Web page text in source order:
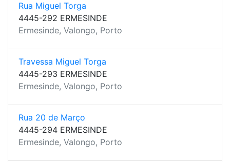
Rua Miguel Torga
4445-292 ERMESINDE
Ermesinde, Valongo, Porto
Travessa Miguel Torga
4445-293 ERMESINDE
Ermesinde, Valongo, Porto
Rua 20 de Março
4445-294 ERMESINDE
Ermesinde, Valongo, Porto